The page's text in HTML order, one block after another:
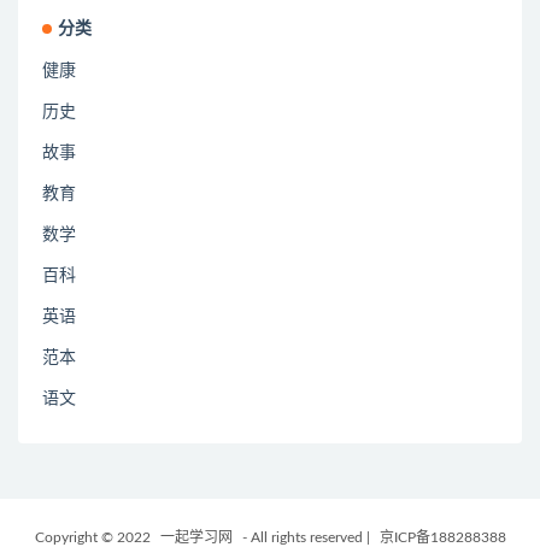
分类
健康
历史
故事
教育
数学
百科
英语
范本
语文
Copyright © 2022 一起学习网 - All rights reserved 京ICP备188288388